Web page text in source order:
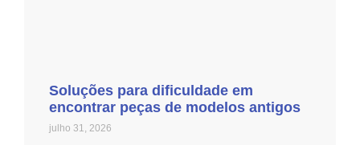
Soluções para dificuldade em
encontrar peças de modelos antigos
julho 31, 2026